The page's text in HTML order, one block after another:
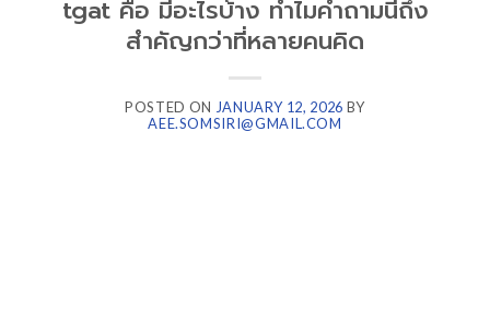
tgat คือ มีอะไรบ้าง ทำไมคำถามนี้ถึง
สำคัญกว่าที่หลายคนคิด
POSTED ON JANUARY 12, 2026 BY
AEE.SOMSIRI@GMAIL.COM